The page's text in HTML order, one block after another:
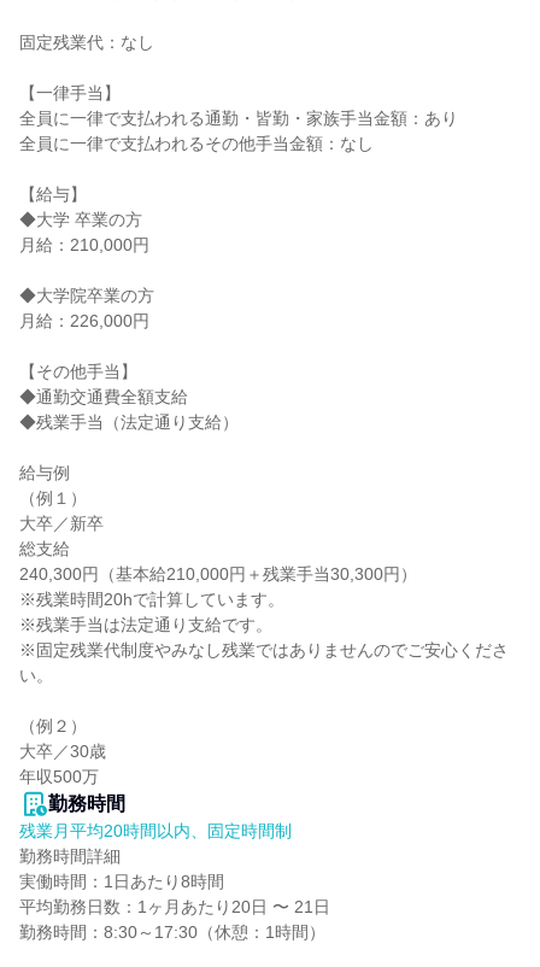
固定残業代：なし
【一律手当】
全員に一律で支払われる通勤・皆勤・家族手当金額：あり
全員に一律で支払われるその他手当金額：なし
【給与】
◆大学 卒業の方
月給：210,000円
◆大学院卒業の方
月給：226,000円
【その他手当】
◆通勤交通費全額支給
◆残業手当（法定通り支給）
給与例
（例１）
大卒／新卒
総支給
240,300円（基本給210,000円＋残業手当30,300円）
※残業時間20hで計算しています。
※残業手当は法定通り支給です。
※固定残業代制度やみなし残業ではありませんのでご安心くださ
い。
（例２）
大卒／30歳
年収500万
勤務時間
残業月平均20時間以内、固定時間制
勤務時間詳細
実働時間：1日あたり8時間
平均勤務日数：1ヶ月あたり20日 〜 21日
勤務時間：8:30～17:30（休憩：1時間）